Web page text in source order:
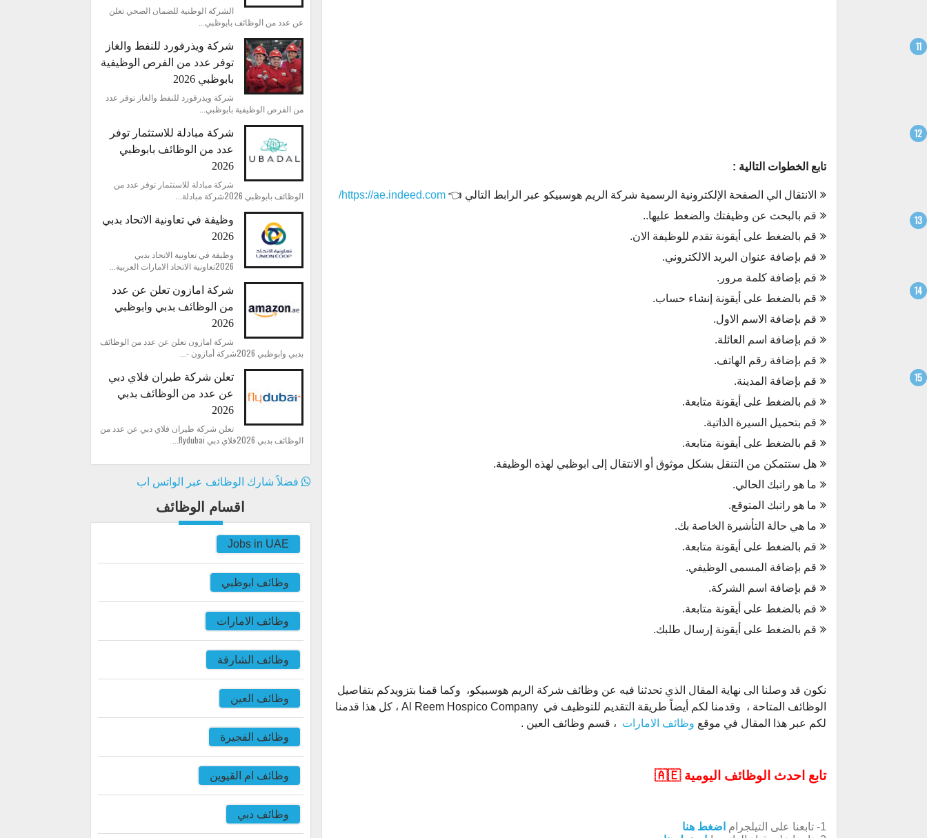
تابع الخطوات التالية :
الانتقال الي الصفحة الإلكترونية الرسمية شركة الريم هوسبيكو عبر الرابط التالي 👈https://ae.indeed.com/
قم بالبحث عن وظيفتك والضغط عليها..
قم بالضغط على أيقونة تقدم للوظيفة الان.
قم بإضافة عنوان البريد الالكتروني.
قم بإضافة كلمة مرور.
قم بالضغط على أيقونة إنشاء حساب.
قم بإضافة الاسم الاول.
قم بإضافة اسم العائلة.
قم بإضافة رقم الهاتف.
قم بإضافة المدينة.
قم بالضغط على أيقونة متابعة.
قم بتحميل السيرة الذاتية.
قم بالضغط على أيقونة متابعة.
هل ستتمكن من التنقل بشكل موثوق أو الانتقال إلى ابوظبي لهذه الوظيفة.
ما هو راتبك الحالي.
ما هو راتبك المتوقع.
ما هي حالة التأشيرة الخاصة بك.
قم بالضغط على أيقونة متابعة.
قم بإضافة المسمى الوظيفي.
قم بإضافة اسم الشركة.
قم بالضغط على أيقونة متابعة.
قم بالضغط على أيقونة إرسال طلبك.
نكون قد وصلنا الى نهاية المقال الذي تحدثنا فيه عن وظائف شركة الريم هوسبيكو، وكما قمنا بتزويدكم بتفاصيل
الوظائف المتاحة ، وقدمنا لكم أيضاً طريقة التقديم للتوظيف في Al Reem Hospico Company ، كل هذا قدمنا
لكم عبر هذا المقال في موقع وظائف الامارات ، قسم وظائف العين .
تابع احدث الوظائف اليومية 🇦🇪
1- تابعنا على التيلجرام
اضغط هنا
الشركة الوطنية للضمان الصحي تعلن
عن عدد من الوظائف بابوظبي...
شركة ويذرفورد للنفط والغاز
توفر عدد من الفرص الوظيفية
بابوظبي 2026
شركة ويذرفورد للنفط والغاز توفر عدد
من الفرص الوظيفية بابوظبي...
شركة مبادلة للاستثمار توفر
عدد من الوظائف بابوظبي
2026
شركة مبادلة للاستثمار توفر عدد من
الوظائف بابوظبي 2026شركة مبادلة...
وظيفة في تعاونية الاتحاد بدبي
2026
وظيفة في تعاونية الاتحاد بدبي
2026تعاونية الاتحاد الامارات العربية...
شركة امازون تعلن عن عدد
من الوظائف بدبي وابوظبي
2026
شركة امازون تعلن عن عدد من الوظائف
بدبي وابوظبي 2026شركة أمازون -...
تعلن شركة طيران فلاي دبي
عن عدد من الوظائف بدبي
2026
تعلن شركة طيران فلاي دبي عن عدد من
الوظائف بدبي 2026فلاي دبي flydubai...
فضلاً شارك الوظائف عبر الواتس اب
اقسام الوظائف
Jobs in UAE
وظائف ابوظبي
وظائف الامارات
وظائف الشارقة
وظائف العين
وظائف الفجيرة
وظائف ام القيوين
وظائف دبي